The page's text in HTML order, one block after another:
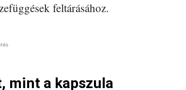
feltárásához.
mint a kapszula